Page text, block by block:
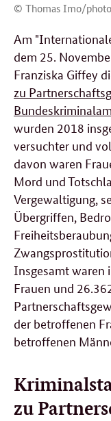
© Thomas Imo/
Am
dem 25.
Franziska Giffey
zu
wurden 2018
versuchter und
davon waren
Mord und
Vergewaltigung,
Übergriffen,
Insgesamt waren
Frauen und
der betroffenen
betroffenen
zu